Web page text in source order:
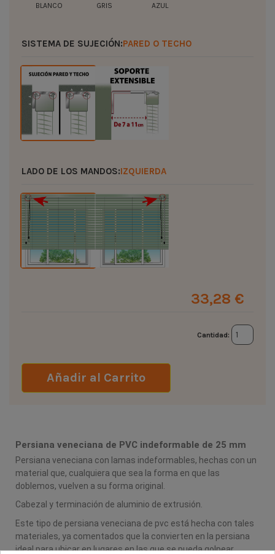
BLANCO GRIS AZUL
SISTEMA DE SUJECIÓN:PARED O TECHO
LADO DE LOS MANDOS:IZQUIERDA
33,28 €
Cantidad:
Añadir al Carrito
Persiana veneciana de PVC indeformable de 25 mm
Persiana veneciana con lamas indeformables, hechas con un
material que, cualquiera que sea la forma en que las
doblemos, vuelven a su forma original.
Cabezal y terminación de aluminio de extrusión.
Este tipo de persiana veneciana de pvc está hecha con tales
materiales, ya comentados que la convierten en la persiana
ideal para ubicar en lugares en las que se pueda golpear.